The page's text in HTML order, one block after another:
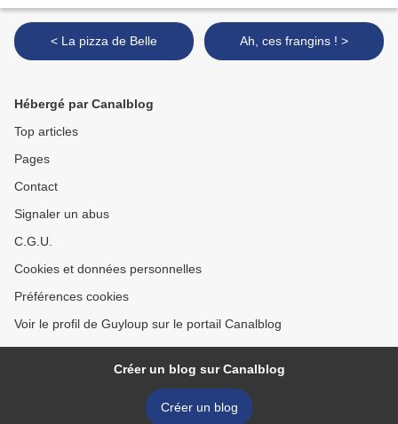
< La pizza de Belle Ah, ces frangins ! >
Hébergé par Canalblog
Top articles
Pages
Contact
Signaler un abus
C.G.U.
Cookies et données personnelles
Préférences cookies
Voir le profil de Guyloup sur le portail Canalblog
Créer un blog sur Canalblog
Créer un blog